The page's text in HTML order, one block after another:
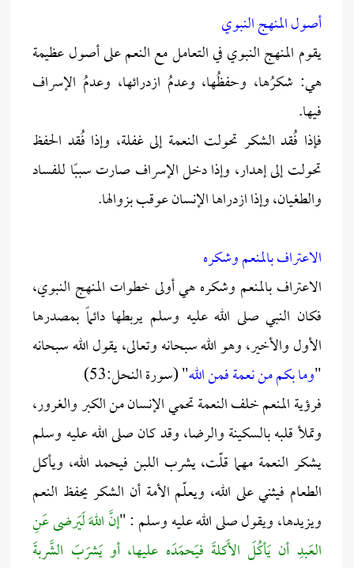
أصول المنهج النبوي
يقوم المنهج النبوي في التعامل مع النعم على أصول عظيمة
هي: شكرُها، وحفظُها، وعدمُ ازدرائها، وعدمُ الإسراف
فيها.
فإذا فُقد الشكر تحولت النعمة إلى غفلة، وإذا فُقد الحفظ
تحولت إلى إهدار، وإذا دخل الإسراف صارت سببًا للفساد
والطغيان، وإذا ازدراها الإنسان عوقب بزوالها.
الاعتراف بالمنعم وشكره
الاعتراف بالمنعم وشكره هي أولى خطوات المنهج النبوي،
فكان النبي صلى الله عليه وسلم يربطها دائماً بمصدرها
الأول والأخير، وهو الله سبحانه وتعالى، يقول الله سبحانه
"وما بكم من نعمة فمن الله" (سورة النحل:53)
فرؤية المنعم خلف النعمة تحمي الإنسان من الكبر والغرور،
وتملأ قلبه بالسكينة والرضا، وقد كان صلى الله عليه وسلم
يشكر النعمة مهما قلّت، يشرب اللبن فيحمد الله، ويأكل
الطعام فيثني على الله، ويعلّم الأمة أن الشكر يحفظ النعم
ويزيدها، ويقول صلى الله عليه وسلم : "إنَّ اللهَ لَيَرضى عَنِ
العَبدِ أن يَأكُلَ الأَكلةَ فيَحمَدَه عليها، أو يَشرَبَ الشَّربةَ